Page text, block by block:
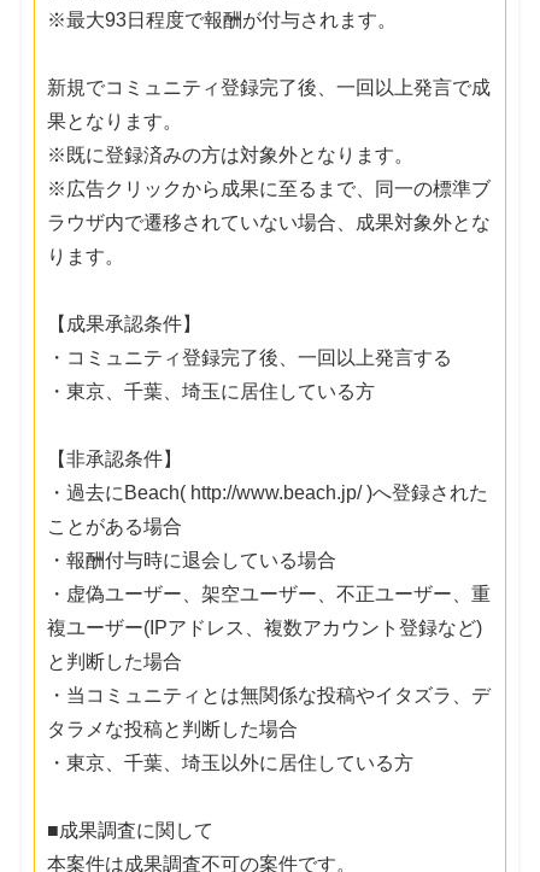
※最大93日程度で報酬が付与されます。
新規でコミュニティ登録完了後、一回以上発言で成
果となります。
※既に登録済みの方は対象外となります。
※広告クリックから成果に至るまで、同一の標準ブ
ラウザ内で遷移されていない場合、成果対象外とな
ります。
【成果承認条件】
・コミュニティ登録完了後、一回以上発言する
・東京、千葉、埼玉に居住している方
【非承認条件】
・過去にBeach( http://www.beach.jp/ )へ登録された
ことがある場合
・報酬付与時に退会している場合
・虚偽ユーザー、架空ユーザー、不正ユーザー、重
複ユーザー(IPアドレス、複数アカウント登録など)
と判断した場合
・当コミュニティとは無関係な投稿やイタズラ、デ
タラメな投稿と判断した場合
・東京、千葉、埼玉以外に居住している方
■成果調査に関して
本案件は成果調査不可の案件です。